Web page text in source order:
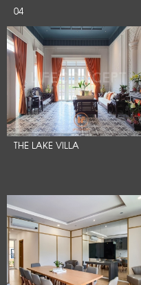
04
THE LAKE VILLA
LỜI